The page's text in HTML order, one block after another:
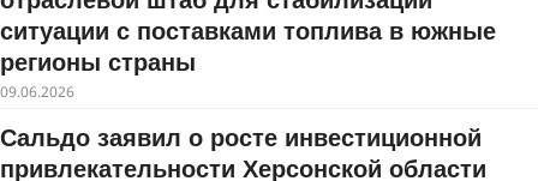
ситуации с поставками топлива в южные
регионы страны
09.06.2026
Сальдо заявил о росте инвестиционной
привлекательности Херсонской области